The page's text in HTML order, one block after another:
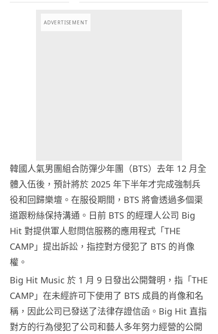
ADVERTISEMENT
韓國人氣男團組合防彈少年團（BTS）去年 12 月全
體入伍後，預計將於 2025 年下半年才完成強制兵
役和回歸樂壇。在服役期間，BTS 將會透過多個渠
道跟粉絲保持溝通。日前 BTS 的經理人公司 Big
Hit 對提供軍人慰問信服務的應用程式「THE
CAMP」提出訴訟，指控對方侵犯了 BTS 的肖像
權。
Big Hit Music 於 1 月 9 日發出公開聲明，指「THE
CAMP」在未經許可下使用了 BTS 成員的肖像和名
稱，因此公司已發送了法律存證信函。Big Hit 直指
對方的行為侵犯了公司和藝人多年努力經營的公開